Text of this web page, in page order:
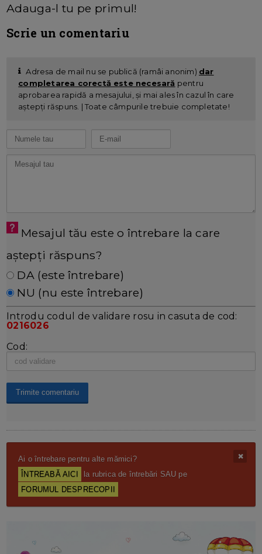
Adauga-l tu pe primul!
Scrie un comentariu
Adresa de mail nu se publică (ramâi anonim) dar
completarea corectă este necesară pentru
aprobarea rapidă a mesajului, și mai ales în cazul în care
aștepți răspuns. | Toate câmpurile trebuie completate!
Mesajul tău este o întrebare la care
aștepți răspuns?
DA (este întrebare)
NU (nu este întrebare)
Introdu codul de validare rosu in casuta de cod:
0216026
Cod:
Ai o întrebare pentru alte mămici?
ÎNTREABĂ AICI
la rubrica de întrebări SAU pe
FORUMUL DESPRECOPII